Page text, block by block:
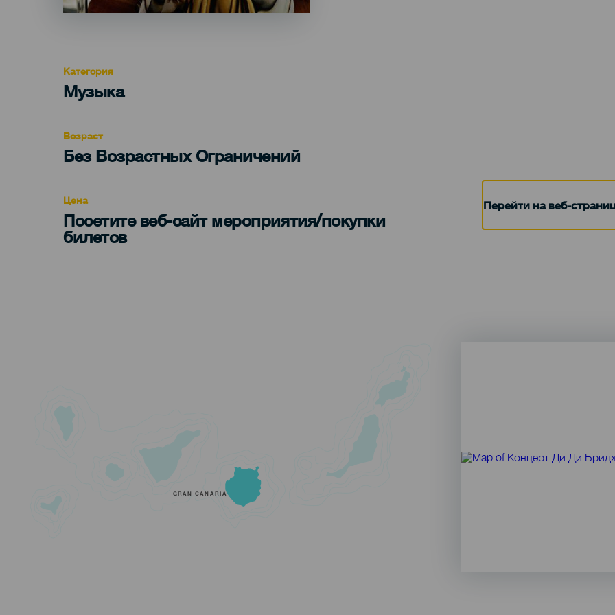
Категория
Categoría
del
Музыка
Возраст
Edad
Recomendada
Без Возрастных Ограничений
Цена
Посетите веб-сайт мероприятия/покупки
билетов
Перейти на веб-
GRAN CANARIA